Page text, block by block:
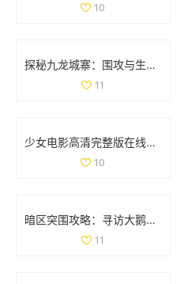
10
探秘九龙城寨：围攻与生存的传奇故事免费观看版
11
少女电影高清完整版在线免费观看，畅享视觉盛宴
10
暗区突围攻略：寻访大鹅农场首领位置详解
11